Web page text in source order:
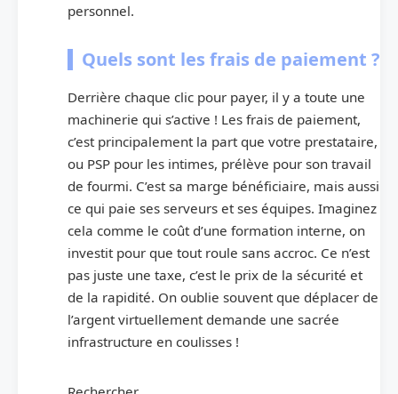
personnel.
Quels sont les frais de paiement ?
Derrière chaque clic pour payer, il y a toute une
machinerie qui s’active ! Les frais de paiement,
c’est principalement la part que votre prestataire,
ou PSP pour les intimes, prélève pour son travail
de fourmi. C’est sa marge bénéficiaire, mais aussi
ce qui paie ses serveurs et ses équipes. Imaginez
cela comme le coût d’une formation interne, on
investit pour que tout roule sans accroc. Ce n’est
pas juste une taxe, c’est le prix de la sécurité et
de la rapidité. On oublie souvent que déplacer de
l’argent virtuellement demande une sacrée
infrastructure en coulisses !